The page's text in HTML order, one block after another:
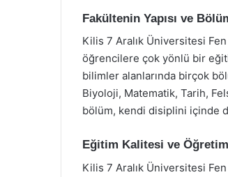
Fakültenin Yapısı ve
Kilis 7 Aralık Üniversitesi
öğrencilere çok yönlü bir
bilimler alanlarında birçok
Biyoloji, Matematik, Tarih,
bölüm, kendi disiplini içinde
Eğitim Kalitesi ve
Kilis 7 Aralık Üniversitesi